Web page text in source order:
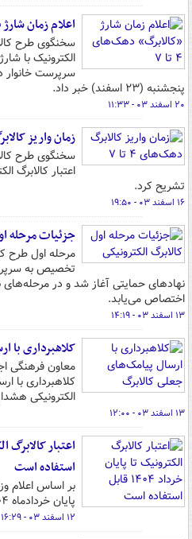
اعلام زمان شارژ
سخنگوی طرح
سرپرست
پنجشنبه (۲۳ اسفند) خبر داد.
۲۰ اسفند ۰۳ - ۱۱:۳۳
زمان واریز
سخنگوی طرح
تشریح کرد.
۱۶ اسفند ۰۳ - ۱۹:۵۰
جزئیات مرحله
تخصیص به
نهادهای حمایتی آغاز شد و در
اختصاص می‌یابد.
۱۳ اسفند ۰۳ - ۱۴:۱۹
کلاهبرداری با
معاون فرهنگی
کلاهبرداری با
الکترونیکی
۱۳ اسفند ۰۳ - ۱۲:۰۰
استفاده است
بر اساس اعلام
پایان خردادماه ۱۴۰۴ قابل استفاده است.
۱۲ اسفند ۰۳ - ۱۶:۲۹